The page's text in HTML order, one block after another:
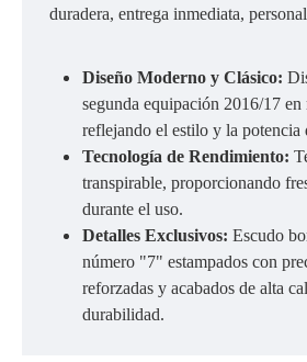
duradera, entrega inmediata,
Diseño Moderno y Clásico:
segunda equipación 2016/17
reflejando el estilo y la potencia
Tecnología de Rendimiento:
transpirable, proporcionando
durante el uso.
Detalles Exclusivos: Escudo
número "7" estampados con
reforzadas y acabados de alta
durabilidad.